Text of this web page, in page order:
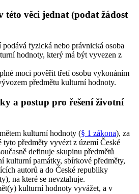
této věci jednat (podat žádost
fyzická nebo právnická osoba
hodnoty, který má být vyvezen z
moci pověřit třetí osobu vykonáním
předmětu kulturní hodnoty.
a postup pro řešení životní
kulturní hodnoty (§ 1 zákona), za
předměty vyvézt z území České
definuje skupinu předmětů
kulturní památky, sbírkové předměty,
autorů a do České republiky
na které se nevztahuje.
kulturní hodnoty vyvážet, a v